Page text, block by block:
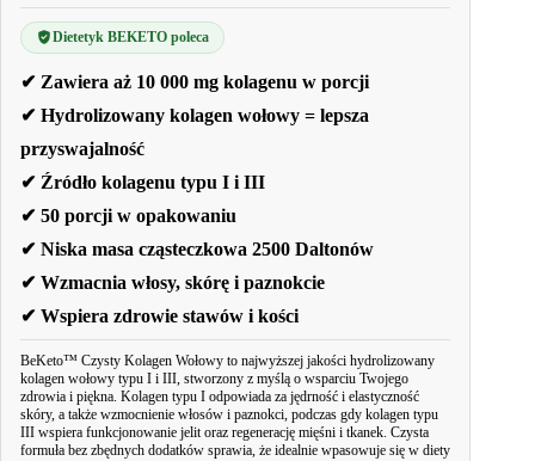
Dietetyk BEKETO poleca
✔ Zawiera aż 10 000 mg kolagenu w porcji
✔ Hydrolizowany kolagen wołowy = lepsza
przyswajalność
✔ Źródło kolagenu typu I i III
✔ 50 porcji w opakowaniu
✔ Niska masa cząsteczkowa 2500 Daltonów
✔ Wzmacnia włosy, skórę i paznokcie
✔ Wspiera zdrowie stawów i kości
BeKeto™ Czysty Kolagen Wołowy to najwyższej jakości hydrolizowany
kolagen wołowy typu I i III, stworzony z myślą o wsparciu Twojego
zdrowia i piękna. Kolagen typu I odpowiada za jędrność i elastyczność
skóry, a także wzmocnienie włosów i paznokci, podczas gdy kolagen typu
III wspiera funkcjonowanie jelit oraz regenerację mięśni i tkanek. Czysta
formuła bez zbędnych dodatków sprawia, że idealnie wpasowuje się w diety